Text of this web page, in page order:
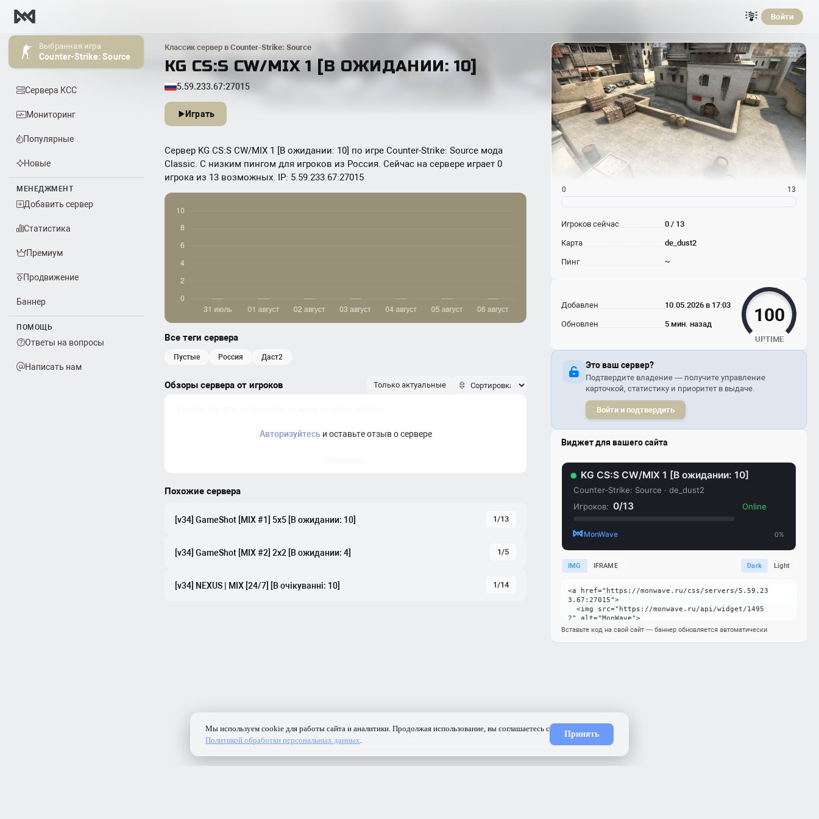
Войти
Выбранная игра
Counter-Strike: Source
Сервера КСС
Мониторинг
Популярные
Новые
МЕНЕДЖМЕНТ
Добавить сервер
Статистика
Премиум
Продвижение
Баннер
ПОМОЩЬ
Ответы на вопросы
Написать нам
Классик сервер в Counter-Strike: Source
KG CS:S CW/MIX 1 [В ОЖИДАНИИ: 10]
5.59.233.67:27015
Играть
Сервер KG CS:S CW/MIX 1 [В ожидании: 10] по игре Counter-Strike: Source мода
Classic. С низким пингом для игроков из Россия. Сейчас на сервере играет 0
игрока из 13 возможных. IP: 5.59.233.67:27015
Все теги сервера
пустые россия даст2
Обзоры сервера от игроков Только актуальные
Авторизуйтесьи оставьте отзыв о сервере
Похожие сервера
[v34] GameShot [MIX #1] 5x5 [В ожидании: 10] 1/13
[v34] GameShot [MIX #2] 2x2 [В ожидании: 4] 1/5
[v34] NEXUS | MIX [24/7] [В очікуванні: 10] 1/14
0 13
Игроков сейчас 0 / 13
Карта de_dust2
Пинг ~
Добавлен 10.05.2026 в 17:03
Обновлен 5 мин. назад 100
UPTIME
Это ваш сервер?
Подтвердите владение — получите управление
карточкой, статистику и приоритет в выдаче.
Войти и подтвердить
Виджет для вашего сайта
IMG IFRAME Dark Light
Вставьте код на свой сайт — баннер обновляется автоматически